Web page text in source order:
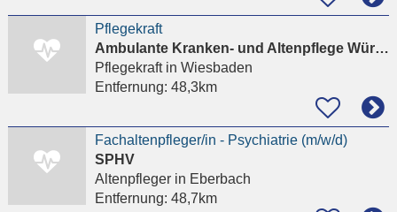
Pflegekraft
Ambulante Kranken- und Altenpflege Würzberger
Pflegekraftin Wiesbaden
Entfernung: 48,3km
Fachaltenpfleger/in - Psychiatrie (m/w/d)
SPHV
Altenpflegerin Eberbach
Entfernung: 48,7km